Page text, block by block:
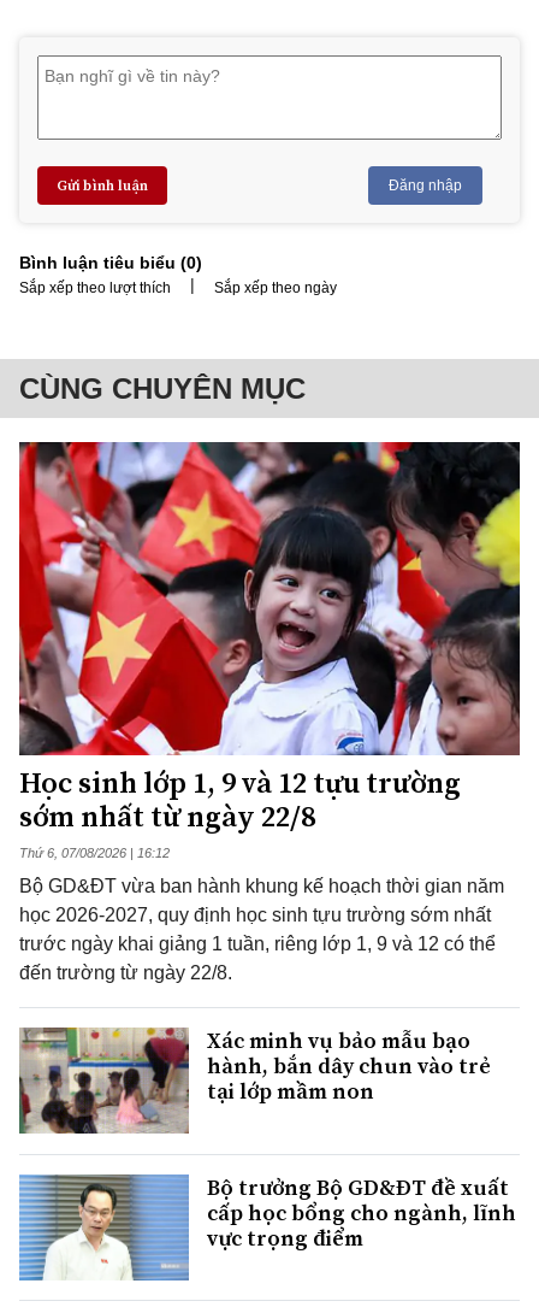
Gửi bình luận Đăng nhập
Bình luận tiêu biểu (0)
Sắp xếp theo lượt thích | Sắp xếp theo ngày
CÙNG CHUYÊN MỤC
Học sinh lớp 1, 9 và 12 tựu trường
sớm nhất từ ngày 22/8
Thứ 6, 07/08/2026 | 16:12
Bộ GD&ĐT vừa ban hành khung kế hoạch thời gian năm
học 2026-2027, quy định học sinh tựu trường sớm nhất
trước ngày khai giảng 1 tuần, riêng lớp 1, 9 và 12 có thể
đến trường từ ngày 22/8.
Xác minh vụ bảo mẫu bạo
hành, bắn dây chun vào trẻ
tại lớp mầm non
Bộ trưởng Bộ GD&ĐT đề xuất
cấp học bổng cho ngành, lĩnh
vực trọng điểm